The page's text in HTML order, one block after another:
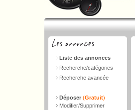
Liste des annonces
Recherche/catégories
Recherche avancée
Déposer (Gratuit)
Modifier/Supprimer